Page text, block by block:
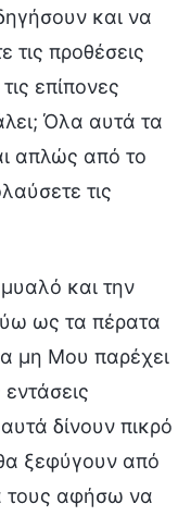
και να
τις προθέσεις
επίπονες
Όλα αυτά τα
απλώς από το
τις
και την
ως τα πέρατα
μη Μου παρέχει
δίνουν πικρό
ξεφύγουν από
τους αφήσω να